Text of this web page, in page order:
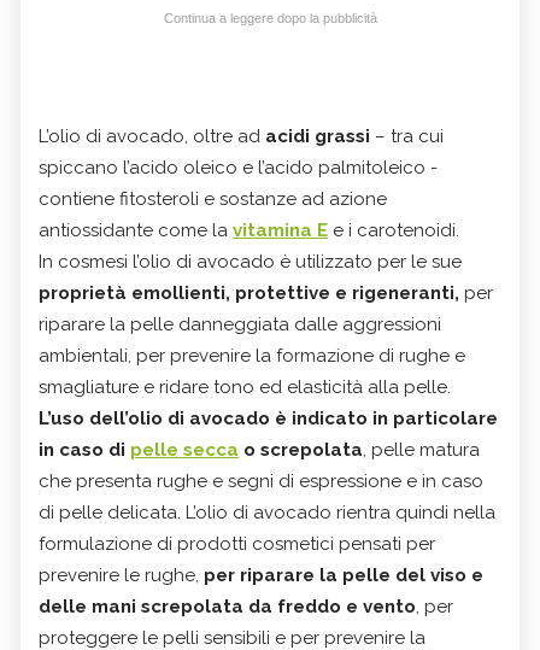
Continua a leggere dopo la pubblicità
L’olio di avocado, oltre ad acidi grassi – tra cui
spiccano l’acido oleico e l’acido palmitoleico -
contiene fitosteroli e sostanze ad azione
antiossidante come la vitamina E e i carotenoidi.
In cosmesi l’olio di avocado è utilizzato per le sue
proprietà emollienti, protettive e rigeneranti, per
riparare la pelle danneggiata dalle aggressioni
ambientali, per prevenire la formazione di rughe e
smagliature e ridare tono ed elasticità alla pelle.
L’uso dell’olio di avocado è indicato in particolare
in caso di pelle secca o screpolata, pelle matura
che presenta rughe e segni di espressione e in caso
di pelle delicata. L’olio di avocado rientra quindi nella
formulazione di prodotti cosmetici pensati per
prevenire le rughe, per riparare la pelle del viso e
delle mani screpolata da freddo e vento, per
proteggere le pelli sensibili e per prevenire la